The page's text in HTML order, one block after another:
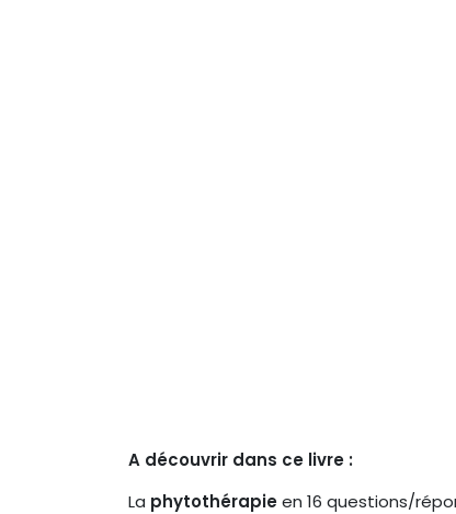
A découvrir dans ce livre :
La phytothérapieen 16 questions/